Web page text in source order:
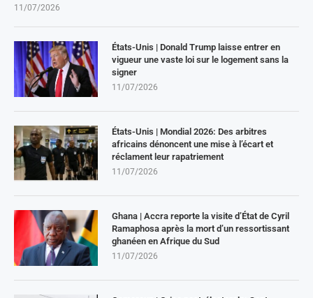
11/07/2026
États-Unis | Donald Trump laisse entrer en
vigueur une vaste loi sur le logement sans la
signer
11/07/2026
États-Unis | Mondial 2026: Des arbitres
africains dénoncent une mise à l’écart et
réclament leur rapatriement
11/07/2026
Ghana | Accra reporte la visite d’État de Cyril
Ramaphosa après la mort d’un ressortissant
ghanéen en Afrique du Sud
11/07/2026